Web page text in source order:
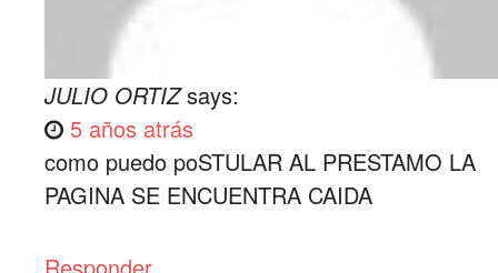
JULIO ORTIZ says:
5 años atrás
como puedo poSTULAR AL PRESTAMO LA
PAGINA SE ENCUENTRA CAIDA